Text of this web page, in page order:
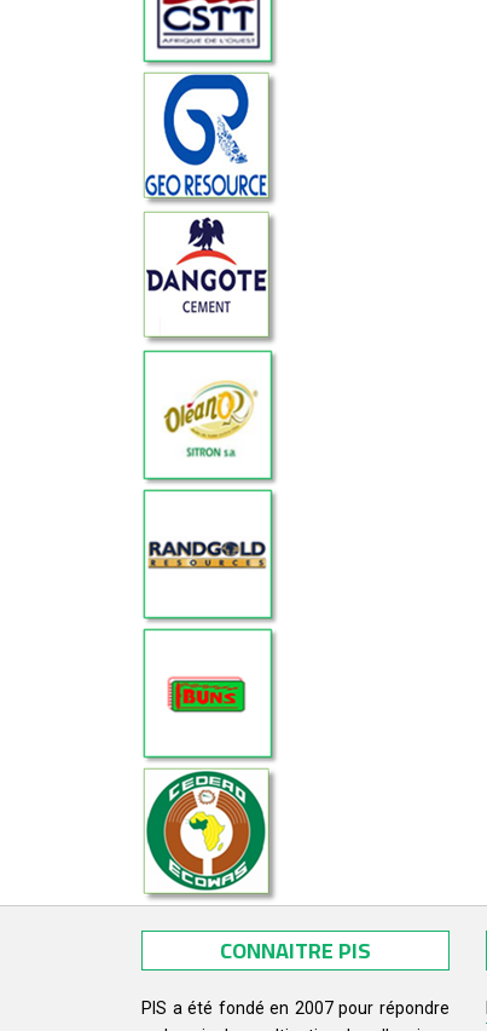
CONNAITRE PIS
PIS a été fondé en 2007 pour répondre